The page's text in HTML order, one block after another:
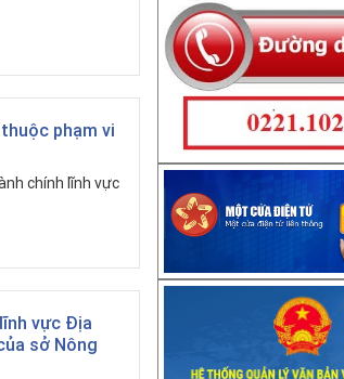
phạm vi
chính lĩnh vực
vực Địa
sở Nông